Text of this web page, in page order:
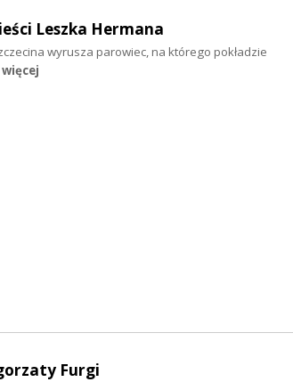
Leszka Hermana
wyrusza parowiec, na którego pokładzie
więcej
Furgi